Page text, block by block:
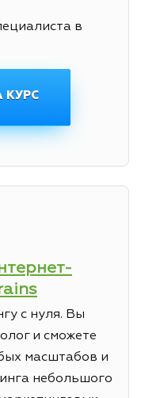
в
КУРС
с нуля. Вы
и сможете
масштабов и
небольшого